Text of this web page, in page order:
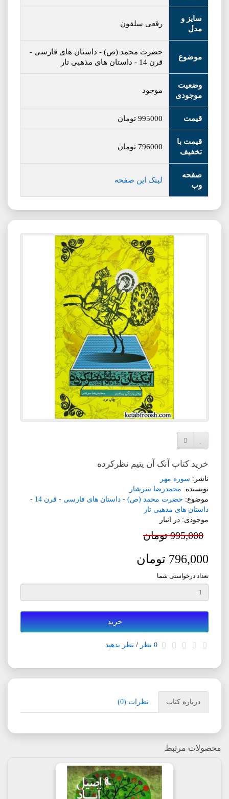
سایز و
مدل
رقعی سلفون
موضوع
حضرت محمد (ص) - داستان های فارسی -
قرن 14
- داستان های مذهبی تار
وضعیت
موجودی
موجود
قیمت 995000 تومان
قیمت با
تخفیف
796000 تومان
صفحه
وب
لینک این صفحه
افزودن به لیست دلخواه
خرید کتاب آنک آن یتیم نظرکرده
ناشر: سوره مهر
نویسنده: محمدرضا سرشار
موضوع: حضرت محمد (ص) - داستان های فارسی - قرن 14
-
داستان های مذهبی تار
موجودی: در انبار
995,000 تومان
796,000 تومان
تعداد درخواستی شما
خرید
0 نظر / نظر بدهید
درباره کتاب نظرات (0)
محصولات مرتبط